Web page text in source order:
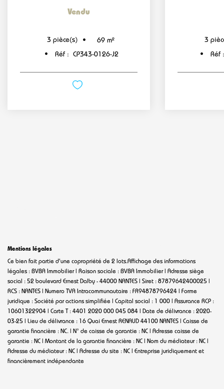
Vendu
3 pièce(s) 69 m²
Réf :
CP343-0126-J2
3
Réf
Mentions légales
Ce bien fait partie d'une copropriété de 2 lots.Affichage des informations
légales : BVBA Immobilier | Raison sociale : BVBA Immobilier | Adresse siège
social : 52 boulevard Ernest Dalby - 44000 NANTES | Siret : 87879642400025 |
RCS : NANTES | Numero TVA Intracommunautaire : FR94878796424 | Forme
juridique : Société par actions simplifiée | Capital social : 1 000 | Assurance RCP :
10601322904 | Carte T : 4401 2020 000 045 084 | Date de délivrance : 2020-
03-25 | Lieu de délivrance : 16 Quai Ernest RENAUD 44100 NANTES | Caisse de
garantie financière : NC. | N° de caisse de garantie : NC | Adresse caisse de
garantie : NC | Montant de la garantie financière : NC | Nom du médiateur : NC |
Adresse du médiateur : NC | Adresse du site : NC | Entreprise juridiquement et
financièrement indépendante